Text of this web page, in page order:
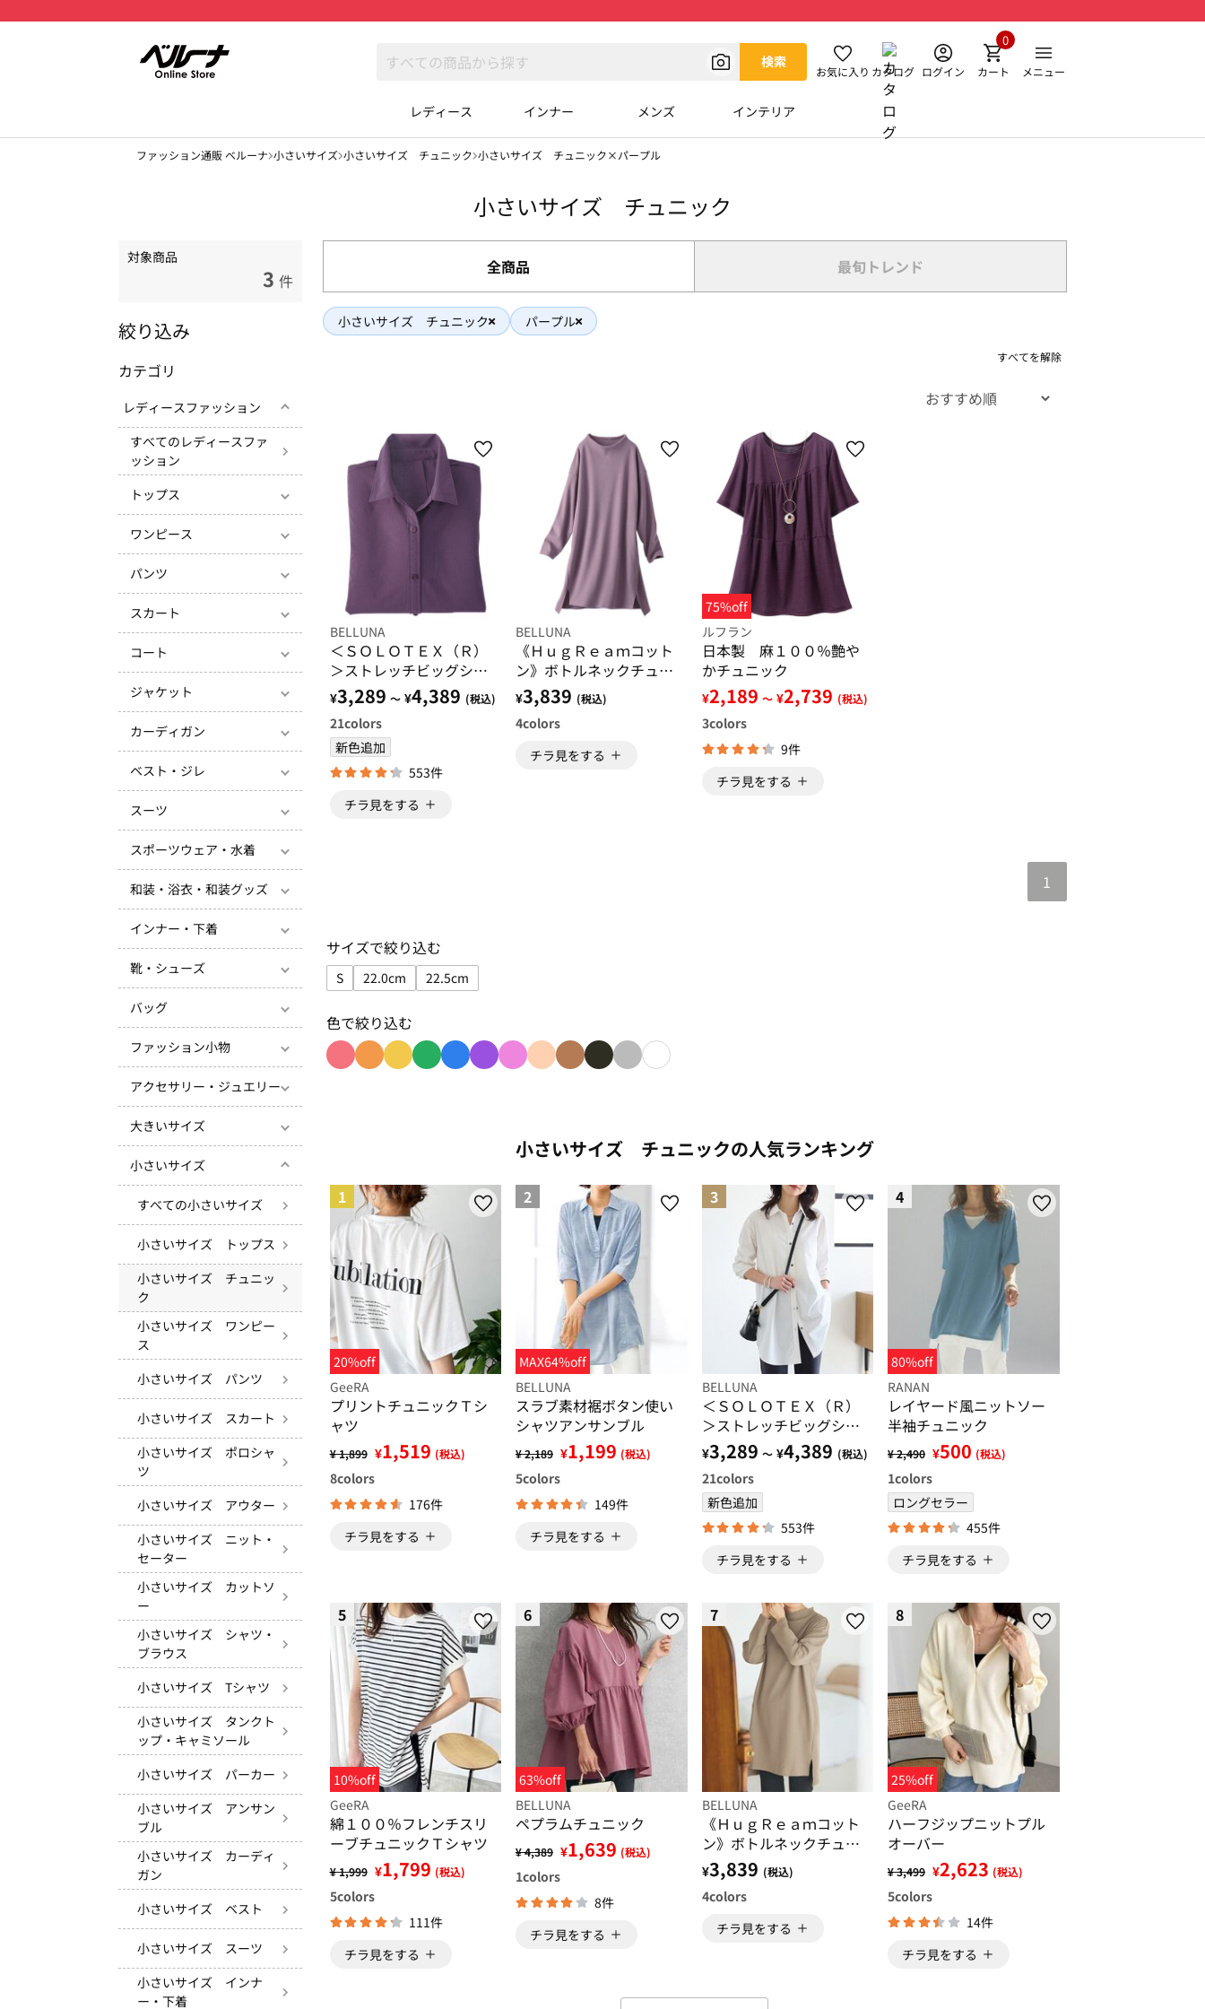
検索
お気に入り カタログ ログイン カート
0
メニュー
レディース インナー メンズ インテリア
ファッション通販 ベルーナ 小さいサイズ 小さいサイズ チュニック 小さいサイズ チュニック×パープル
小さいサイズ チュニック
対象商品
3 件
絞り込み
カテゴリ
レディースファッション
すべてのレディースファ
ッション
トップス
ワンピース
パンツ
スカート
コート
ジャケット
カーディガン
ベスト・ジレ
スーツ
スポーツウェア・水着
和装・浴衣・和装グッズ
インナー・下着
靴・シューズ
バッグ
ファッション小物
アクセサリー・ジュエリー
大きいサイズ
小さいサイズ
すべての小さいサイズ
小さいサイズ トップス
小さいサイズ チュニッ
ク
小さいサイズ ワンピー
ス
小さいサイズ パンツ
小さいサイズ スカート
小さいサイズ ポロシャ
ツ
小さいサイズ アウター
小さいサイズ ニット・
セーター
小さいサイズ カットソ
ー
小さいサイズ シャツ・
ブラウス
小さいサイズ Tシャツ
小さいサイズ タンクト
ップ・キャミソール
小さいサイズ パーカー
小さいサイズ アンサン
ブル
小さいサイズ カーディ
ガン
小さいサイズ ベスト
小さいサイズ スーツ
小さいサイズ インナ
ー・下着
全商品 最旬トレンド
小さいサイズ チュニック パープル
すべてを解除
BELLUNA
＜ＳＯＬＯＴＥＸ（Ｒ）
＞ストレッチビッグシャ
ツ
¥3,289 ～ ¥4,389 (税込)
21colors
新色追加
553件
チラ見をする
BELLUNA
《ＨｕｇＲｅａｍコット
ン》ボトルネックチュニ
ック
¥3,839 (税込)
4colors
チラ見をする
75%off
ルフラン
日本製 麻１００％艶や
かチュニック
¥2,189 ～ ¥2,739 (税込)
3colors
9件
チラ見をする
1
サイズで絞り込む
S
サイズで絞り込み: S
22.0cm
サイズで絞り込み: 22.0cm
22.5cm
サイズで絞り込み: 22.5cm
色で絞り込む
小さいサイズ チュニックの人気ランキング
1
20%off
GeeRA
プリントチュニックＴシ
ャツ
¥ 1,899 ¥1,519 (税込)
8colors
176件
チラ見をする
2
MAX64%off
BELLUNA
スラブ素材裾ボタン使い
シャツアンサンブル
¥ 2,189 ¥1,199 (税込)
5colors
149件
チラ見をする
3
BELLUNA
＜ＳＯＬＯＴＥＸ（Ｒ）
＞ストレッチビッグシャ
ツ
¥3,289 ～ ¥4,389 (税込)
21colors
新色追加
553件
チラ見をする
4
80%off
RANAN
レイヤード風ニットソー
半袖チュニック
¥ 2,490 ¥500 (税込)
1colors
ロングセラー
455件
チラ見をする
5
10%off
GeeRA
綿１００％フレンチスリ
ーブチュニックＴシャツ
¥ 1,999 ¥1,799 (税込)
5colors
111件
チラ見をする
6
63%off
BELLUNA
ペプラムチュニック
¥ 4,389 ¥1,639 (税込)
1colors
8件
チラ見をする
7
BELLUNA
《ＨｕｇＲｅａｍコット
ン》ボトルネックチュニ
ック
¥3,839 (税込)
4colors
チラ見をする
8
25%off
GeeRA
ハーフジップニットプル
オーバー
¥ 3,499 ¥2,623 (税込)
5colors
14件
チラ見をする